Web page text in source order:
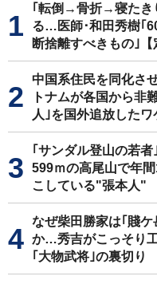
｢転倒→骨折→寝たき
る…医師･和田秀樹｢
断捨離すべきもの｣【
中国系住民を同化さ
トナムが各国から非
人｣を国外追放したワ
｢サンダル登山の若
599ｍの高尾山で年
こしている"張本人"
なぜ柴田勝家は｢賤
か…秀吉がこっそり
｢大物武将｣の裏切り